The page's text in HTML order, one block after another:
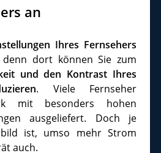
an
Ihres Fernsehers
dort können Sie zum
und den Kontrast Ihres
. Viele Fernseher
mit besonders hohen
ausgeliefert. Doch je
ist, umso mehr Strom
auch.